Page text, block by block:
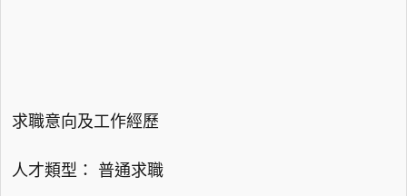
求職意向及工作經歷
人才類型： 普通求職